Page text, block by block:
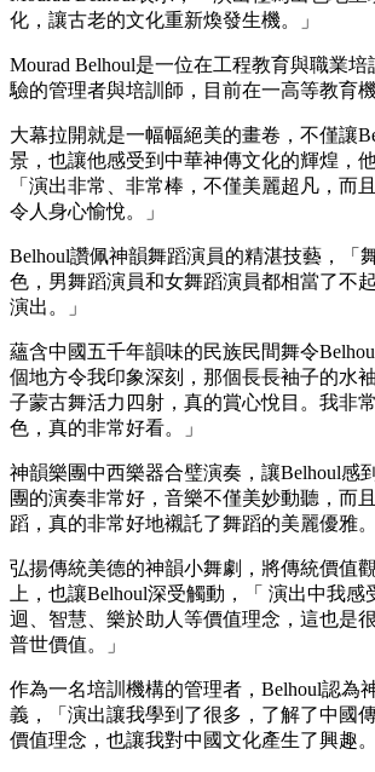
化，讓古老的文化重新煥發生機。」
Mourad Belhoul是一位在工程教育與職業
驗的管理者與培訓師，目前在一高等教育
大幕拉開就是一幅幅絕美的畫卷，不僅讓
景，也讓他感受到中華神傳文化的輝煌，
「演出非常、非常棒，不僅美麗超凡，而
令人身心愉悅。」
Belhoul讚佩神韻舞蹈演員的精湛技藝，「
色，男舞蹈演員和女舞蹈演員都相當了不
演出。」
蘊含中國五千年韻味的民族民間舞令
個地方令我印象深刻，那個長長袖子的水
子蒙古舞活力四射，真的賞心悅目。我非
色，真的非常好看。」
神韻樂團中西樂器合璧演奏，讓Belhoul感
團的演奏非常好，音樂不僅美妙動聽，而
蹈，真的非常好地襯託了舞蹈的美麗優雅。
弘揚傳統美德的神韻小舞劇，將傳統價值
上，也讓Belhoul深受觸動，「 演出中我
迴、智慧、樂於助人等價值理念，這也是
普世價值。」
作為一名培訓機構的管理者，Belhoul認為
義，「演出讓我學到了很多，了解了中國
價值理念，也讓我對中國文化產生了興趣。